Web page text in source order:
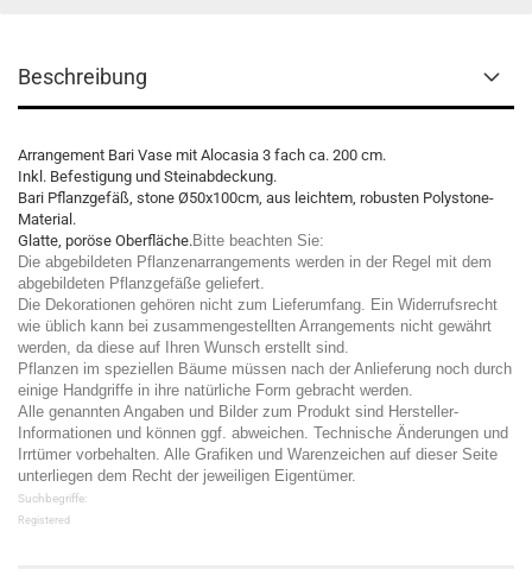
Beschreibung
Arrangement Bari Vase mit Alocasia 3 fach ca. 200 cm.
Inkl. Befestigung und Steinabdeckung.
Bari Pflanzgefäß, stone Ø50x100cm, aus leichtem, robusten Polystone-
Material.
Glatte, poröse Oberfläche.Bitte beachten Sie:
Die abgebildeten Pflanzenarrangements werden in der Regel mit dem
abgebildeten Pflanzgefäße geliefert.
Die Dekorationen gehören nicht zum Lieferumfang. Ein Widerrufsrecht
wie üblich kann bei zusammengestellten Arrangements nicht gewährt
werden, da diese auf Ihren Wunsch erstellt sind.
Pflanzen im speziellen Bäume müssen nach der Anlieferung noch durch
einige Handgriffe in ihre natürliche Form gebracht werden.
Alle genannten Angaben und Bilder zum Produkt sind Hersteller-
Informationen und können ggf. abweichen. Technische Änderungen und
Irrtümer vorbehalten. Alle Grafiken und Warenzeichen auf dieser Seite
unterliegen dem Recht der jeweiligen Eigentümer.
Suchbegriffe:
Registered